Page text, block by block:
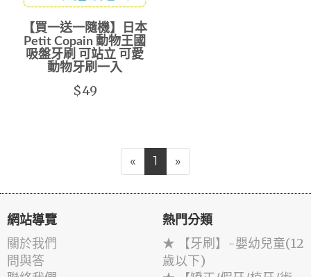
【買一送一隨機】日本
Petit Copain 動物王國
吸盤牙刷 可站立 可愛
動物牙刷一入
$49
« 1 »
網站導覽
關於我們
問與答
熱門分類
★ 【牙刷】-嬰幼兒童(12
歲以下)